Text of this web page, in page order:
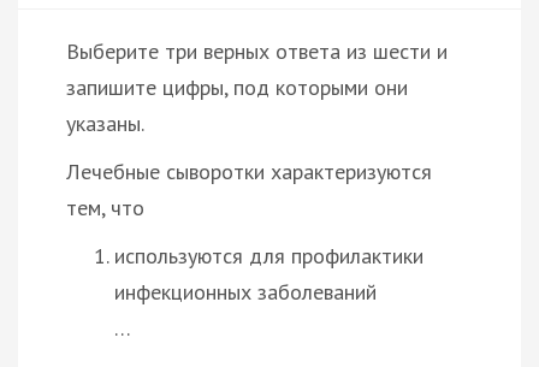
Выберите три верных ответа из шести и
запишите цифры, под которыми они
указаны.
Лечебные сыворотки характеризуются
тем, что
используются для профилактики
инфекционных заболеваний
…